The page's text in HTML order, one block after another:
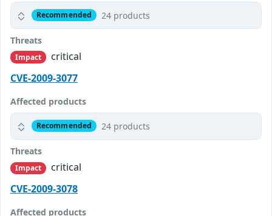
Recommended 24 products
Threats
Impact
critical
CVE-2009-3077
Affected products
Recommended 24 products
Threats
Impact
critical
CVE-2009-3078
Affected products